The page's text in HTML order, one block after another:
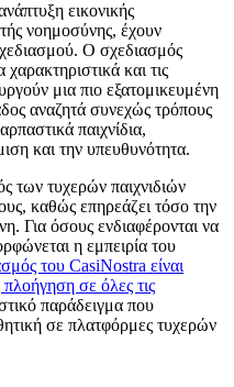
εικονικής
νοημοσύνης, έχουν
Ο σχεδιασμός
και τις
μια πιο εξατομικευμένη
αναζητά συνεχώς τρόπους
παιχνίδια,
και την υπευθυνότητα.
των τυχερών παιχνιδιών
καθώς επηρεάζει τόσο την
Για όσους ενδιαφέρονται να
η εμπειρία του
του CasiNostra είναι
σε όλες τις
παράδειγμα που
σε πλατφόρμες τυχερών